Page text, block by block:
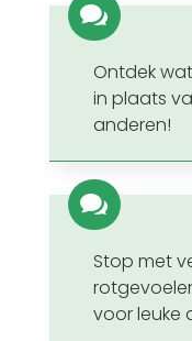

Ontdek
in plaats
anderen!

Stop met
voor leuke